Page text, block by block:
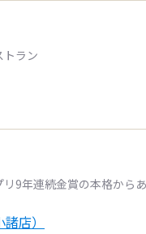
トラン
9年連続金賞の本格から
店）